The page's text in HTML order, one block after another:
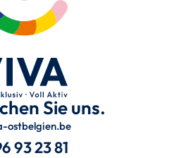
Sie uns.
ostbelgien.be
93 23 81